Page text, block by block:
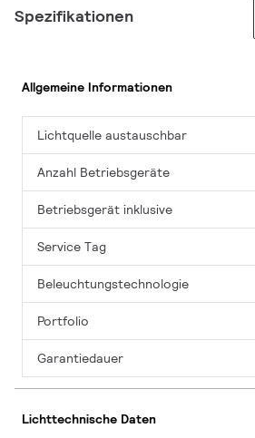
Spezifikationen
Allgemeine Informationen
Lichtquelle austauschbar
Anzahl Betriebsgeräte
Betriebsgerät inklusive
Service Tag
Beleuchtungstechnologie
Portfolio
Garantiedauer
Lichttechnische Daten